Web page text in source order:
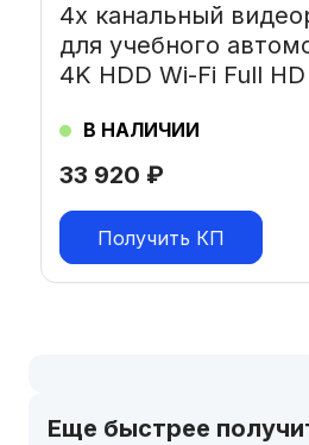
33 920 ₽
4х канальный
для учебного
4K HDD Wi-Fi Full HD
В НАЛИЧИИ
Получить КП
Еще быстрее